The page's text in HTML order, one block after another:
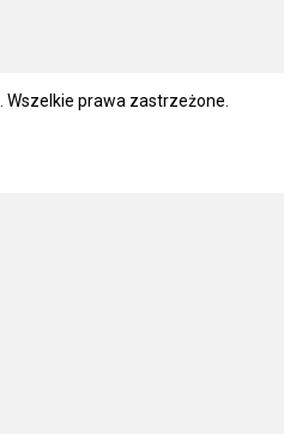
. Wszelkie prawa zastrzeżone.